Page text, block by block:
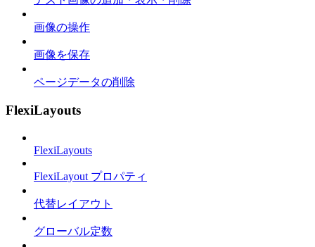
画像の操作
画像を保存
ページデータの削除
FlexiLayouts
FlexiLayouts
FlexiLayout プロパティ
代替レイアウト
グローバル定数